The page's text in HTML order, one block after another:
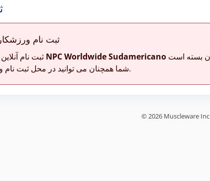
ثبت نام
ثبت نام2025 NPC Worldwide Sudamericano
شما همچنان می توانید در محل ثبت نام ورزشکار ثبت نام کنید.
© 2026 Muscleware Inc